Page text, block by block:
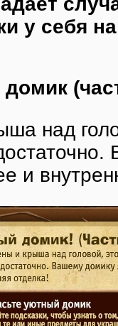
у себя
над
и